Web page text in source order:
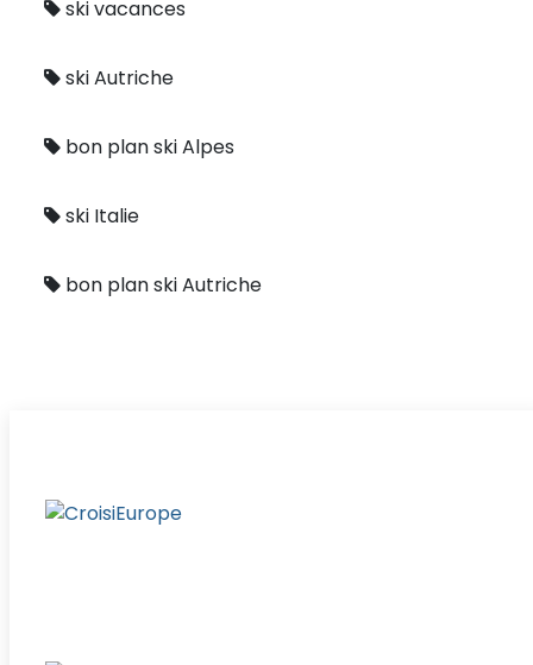
ski vacances
ski Autriche
bon plan ski Alpes
ski Italie
bon plan ski Autriche